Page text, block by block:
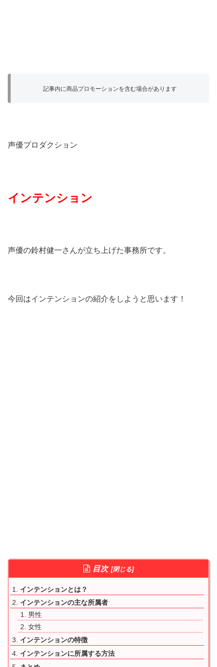
記事内に商品プロモーションを含む場合があります
声優プロダクション
インテンション
声優の鈴村健一さんが立ち上げた事務所です。
今回はインテンションの紹介をしようと思います！
目次
インテンションとは？
インテンションの主な所属者
男性
女性
インテンションの特徴
インテンションに所属する方法